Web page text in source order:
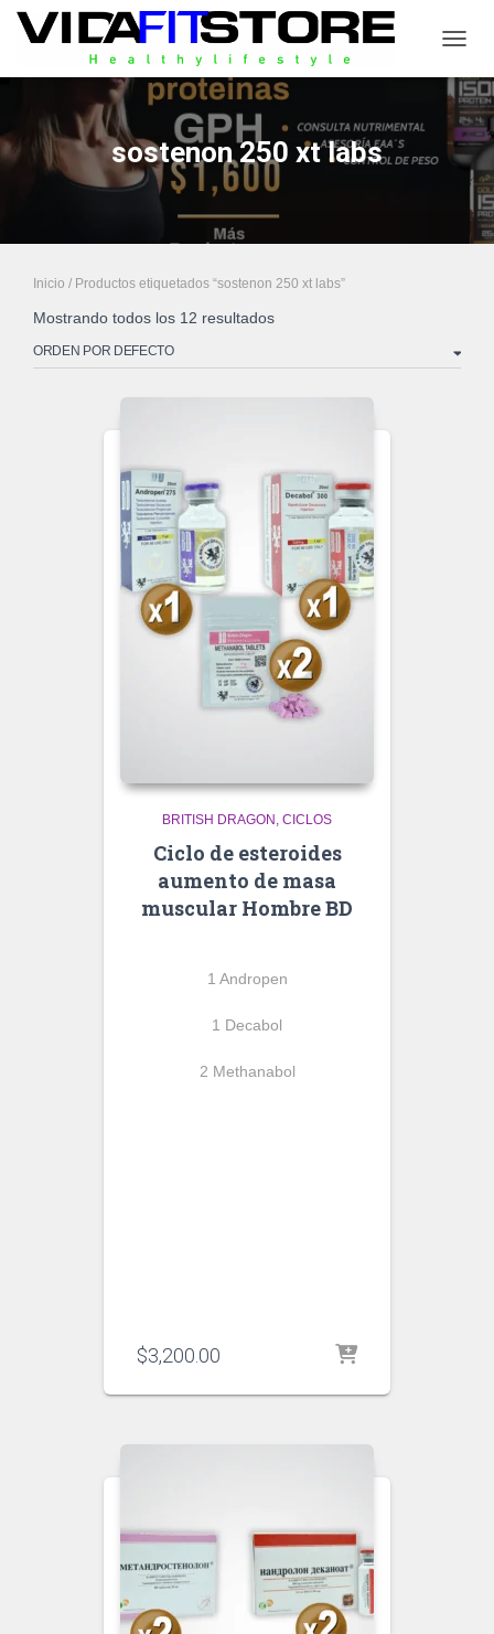
sostenon 250 xt labs
Inicio / Productos etiquetados “sostenon 250 xt labs”
Mostrando todos los 12 resultados
BRITISH DRAGON CICLOS
Ciclo de esteroides
aumento de masa
muscular Hombre BD
1 Andropen
1 Decabol
2 Methanabol
$3,200.00